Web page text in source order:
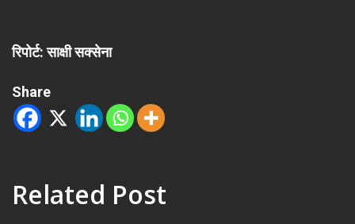
रिपोर्ट: साक्षी सक्सेना
Share
Related Post